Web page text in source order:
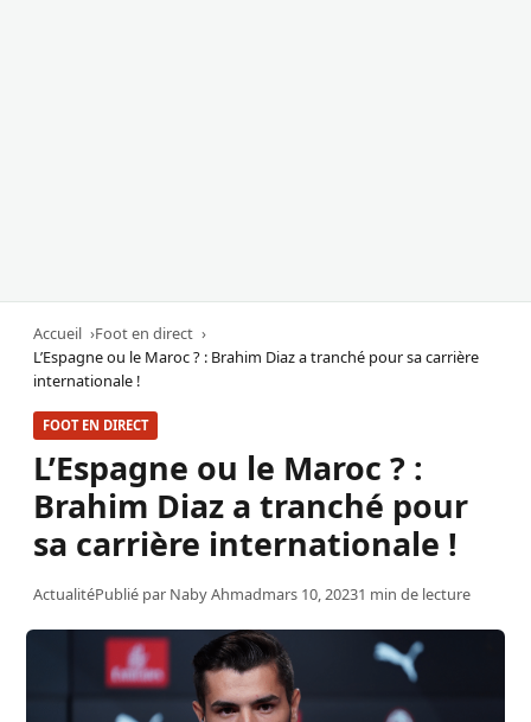
Accueil
Foot en direct
L’Espagne ou le Maroc ? : Brahim Diaz a tranché pour sa carrière
internationale !
FOOT EN DIRECT
L’Espagne ou le Maroc ? :
Brahim Diaz a tranché pour
sa carrière internationale !
ActualitéPublié par Naby Ahmadmars 10, 20231 min de lecture